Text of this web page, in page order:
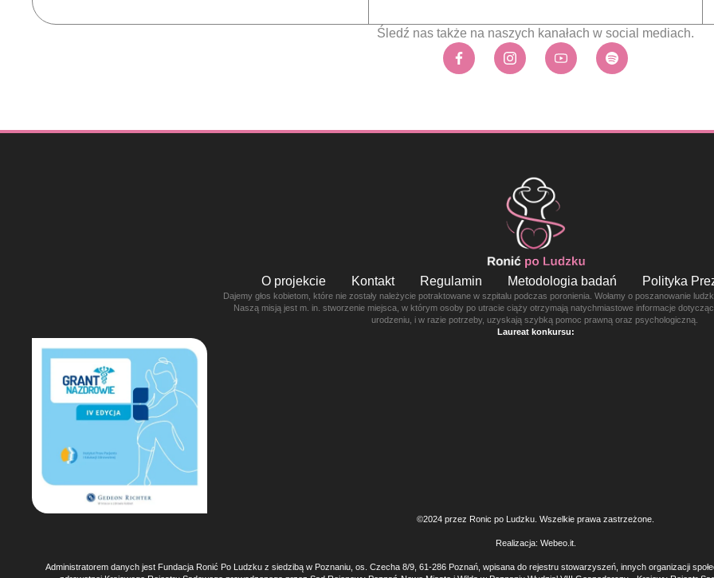
Śledź nas także na naszych kanałach w social mediach.
O projekcie Kontakt Regulamin Metodologia badań Polityka
Dajemy głos kobietom, które nie zostały należycie potraktowane w szpitalu podczas poronienia. Wołamy o poszanowanie
Naszą misją jest m. in. stworzenie miejsca, w którym osoby po utracie ciąży otrzymają natychmiastowe informacje
urodzeniu, i w razie potrzeby, uzyskają szybką pomoc prawną oraz psychologiczną.
Laureat konkursu:
©2024 przez Ronic po Ludzku. Wszelkie prawa zastrzeżone.
Realizacja: Webeo.it.
Administratorem danych jest Fundacja Ronić Po Ludzku z siedzibą w Poznaniu, os. Czecha 8/9, 61-286 Poznań, wpisana do rejestru stowarzyszeń, innych organizacji